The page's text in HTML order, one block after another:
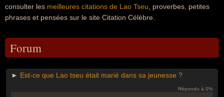
consulter les meilleures citations de Lao Tseu , proverbes, petites
phrases et pensées sur le site Citation Célèbre.
Forum
► Est-ce que Lao tseu était marié dans sa jeunesse ?
Répondu à 0%